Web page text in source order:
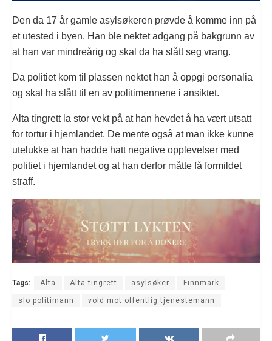
Den da 17 år gamle asylsøkeren prøvde å komme inn på
et utested i byen. Han ble nektet adgang på bakgrunn av
at han var mindreårig og skal da ha slått seg vrang.
Da politiet kom til plassen nektet han å oppgi personalia
og skal ha slått til en av politimennene i ansiktet.
Alta tingrett la stor vekt på at han hevdet å ha vært utsatt
for tortur i hjemlandet. De mente også at man ikke kunne
utelukke at han hadde hatt negative opplevelser med
politiet i hjemlandet og at han derfor måtte få formildet
straff.
Tags: Alta Alta tingrett asylsøker Finnmark
slo politimann vold mot offentlig tjenestemann